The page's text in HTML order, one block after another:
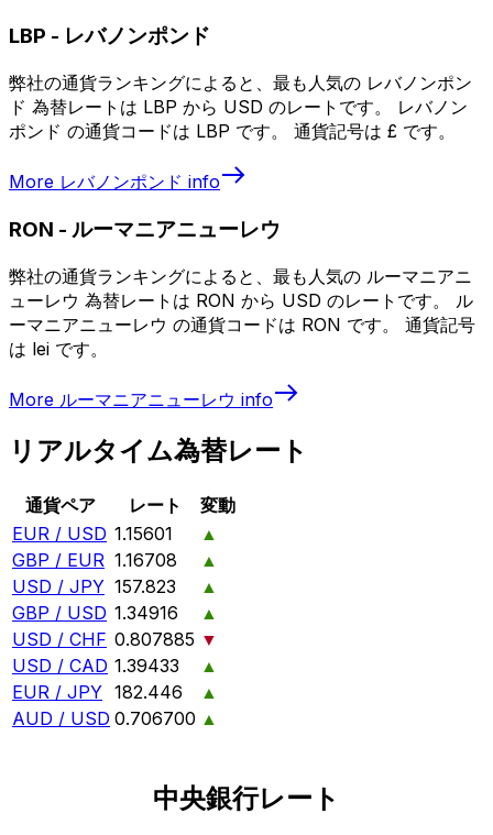
LBP - レバノンポンド
弊社の通貨ランキングによると、最も人気の レバノンポン
ド 為替レートは LBP から USD のレートです。 レバノン
ポンド の通貨コードは LBP です。 通貨記号は £ です。
More レバノンポンド info
RON - ルーマニアニューレウ
弊社の通貨ランキングによると、最も人気の ルーマニアニ
ューレウ 為替レートは RON から USD のレートです。 ル
ーマニアニューレウ の通貨コードは RON です。 通貨記号
は lei です。
More ルーマニアニューレウ info
リアルタイム為替レート
通貨ペア レート
変動
EUR / USD 1.15601
▲
GBP / EUR 1.16708
▲
USD / JPY 157.823
▲
GBP / USD 1.34916
▲
USD / CHF 0.807885 ▼
USD / CAD 1.39433
▲
EUR / JPY 182.446
▲
AUD / USD 0.706700 ▲
中央銀行レート